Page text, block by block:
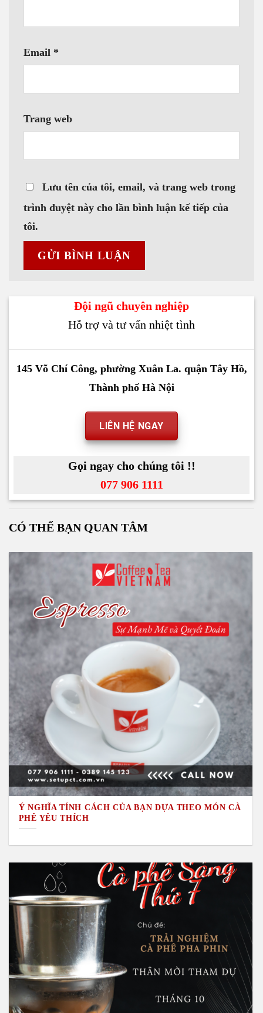
Email *
Trang web
Lưu tên của tôi, email, và trang web trong
trình duyệt này cho lần bình luận kế tiếp của
tôi.
Đội ngũ chuyên nghiệp
Hỗ trợ và tư vấn nhiệt tình
145 Võ Chí Công, phường Xuân La. quận Tây Hồ,
Thành phố Hà Nội
LIÊN HỆ NGAY
Gọi ngay cho chúng tôi !!
077 906 1111
CÓ THỂ BẠN QUAN TÂM
Ý NGHĨA TÍNH CÁCH CỦA BẠN DỰA THEO MÓN CÀ
PHÊ YÊU THÍCH